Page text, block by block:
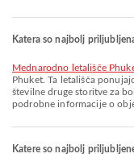
Katera so najbolj
Mednarodno letališče
Phuket. Ta letališča
številne druge storitve za
podrobne informacije o
Katere so najbolj